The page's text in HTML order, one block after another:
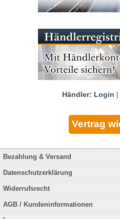
Händler: Login |
Bezahlung & Versand
Datenschutzerklärung
Widerrufsrecht
AGB / Kundeninformationen